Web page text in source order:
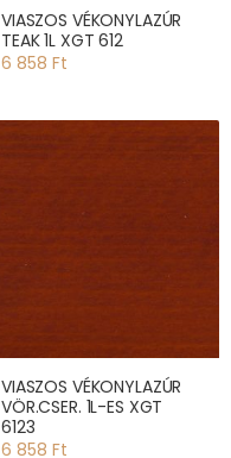
VIASZOS VÉKONYLAZÚR
TEAK 1L XGT 612
6 858 Ft
VIASZOS VÉKONYLAZÚR
VÖR.CSER. 1L-ES XGT
6123
6 858 Ft